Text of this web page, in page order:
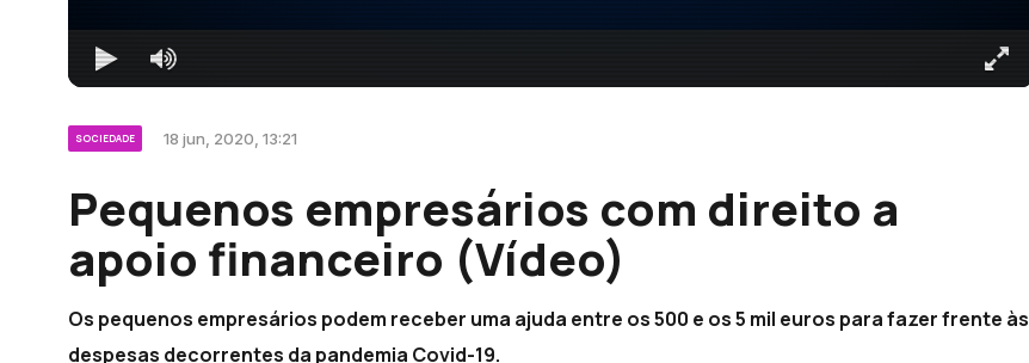
SOCIEDADE 18 jun, 2020, 13:21
Pequenos empresários com direito a
apoio financeiro (Vídeo)
Os pequenos empresários podem receber uma ajuda entre os 500 e os 5 mil euros para fazer frente às
despesas decorrentes da pandemia Covid-19.